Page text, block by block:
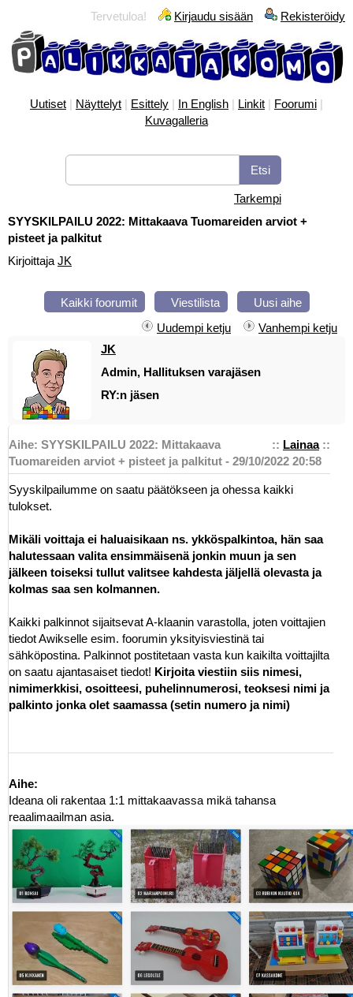
Tervetuloa! Kirjaudu sisään Rekisteröidy
Uutiset | Näyttelyt | Esittely | In English | Linkit | Foorumi |
Kuvagalleria
Tarkempi
SYYSKILPAILU 2022: Mittakaava Tuomareiden arviot +
pisteet ja palkitut
Kirjoittaja JK
Kaikki foorumit Viestilista
Uusi aihe
Uudempi ketju
Vanhempi ketju
JK
Admin, Hallituksen varajäsen
RY:n jäsen
:: Lainaa::
Aihe: SYYSKILPAILU 2022: Mittakaava
Tuomareiden arviot + pisteet ja palkitut - 29/10/2022 20:58
Syyskilpailumme on saatu päätökseen ja ohessa kaikki
tulokset.
Mikäli voittaja ei haluaisikaan ns. ykköspalkintoa, hän saa
halutessaan valita ensimmäisenä jonkin muun ja sen
jälkeen toiseksi tullut valitsee kahdesta jäljellä olevasta ja
kolmas saa sen kolmannen.
Kaikki palkinnot sijaitsevat A-klaanin varastolla, joten voittajien
tiedot Awikselle esim. foorumin yksityisviestinä tai
sähköpostina. Palkinnot postitetaan vasta kun kaikilta voittajilta
on saatu ajantasaiset tiedot! Kirjoita viestiin siis nimesi,
nimimerkkisi, osoitteesi, puhelinnumerosi, teoksesi nimi ja
palkinto jonka olet saamassa (setin numero ja nimi)
Aihe:
Ideana oli rakentaa 1:1 mittakaavassa mikä tahansa
reaalimaailman asia.